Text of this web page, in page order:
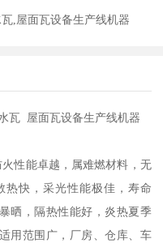
,屋面瓦设备生产线机器
瓦 屋面瓦设备生产线机器
热快，采光性能极佳，寿命
晒，隔热性能好，炎热夏季
用范围广，厂房、仓库、车